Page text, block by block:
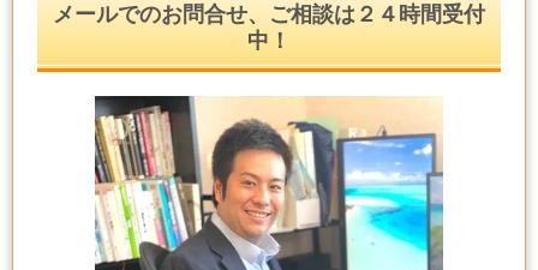
メールでのお問合せ、ご相談は２４時間受付
中！